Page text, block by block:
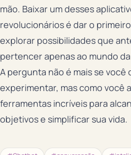
mão. Baixar um desses
revolucionários é dar o
explorar possibilidades que
pertencer apenas ao mundo
A pergunta não é mais se você
experimentar, mas como você
ferramentas incríveis para
objetivos e simplificar sua vida.